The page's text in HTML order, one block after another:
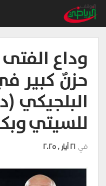
وداع
حزنٌ كبير
البلجيكي
للسيتي
في 21 أيار , 2025